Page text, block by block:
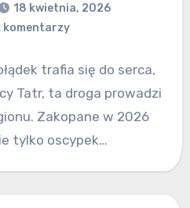
18 kwietnia, 2026
komentarzy
trafia się do serca,
Tatr, ta droga prowadzi
Zakopane w 2026
tylko oscypek…